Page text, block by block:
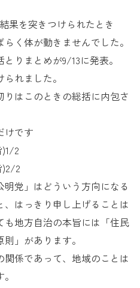
果を突きつけられたとき
く体が動きませんでした。
りまとめが9/13に発表。
れました。
はこのときの総括に内包さ
けです
2
)2/2
党」はどういう方向になる
はっきり申し上げることは
地方自治の本旨には「住民
」があります。
係であって、地域のことは